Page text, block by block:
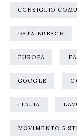
CONSIGLIO
DATA BREACH
EUROPA
GOOGLE
ITALIA
MOVIMENTO 5